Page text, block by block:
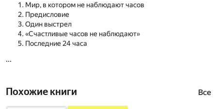
Мир, в котором не наблюдают часов
Предисловие
Один выстрел
«Счастливые часов не наблюдают»
Последние 24 часа
...
Похожие книги Все